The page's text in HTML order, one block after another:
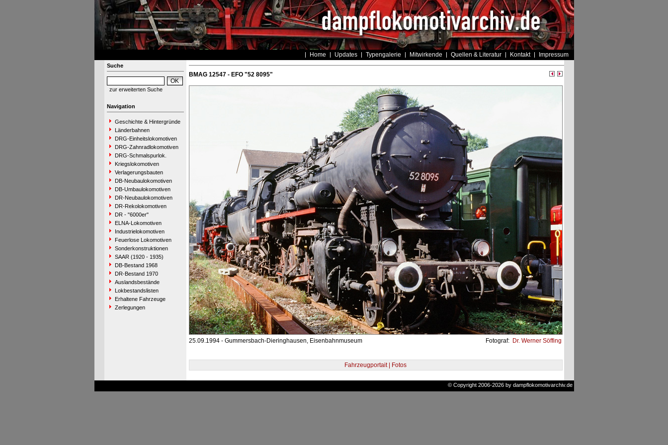
Home Updates Typengalerie Mitwirkende Quellen & Literatur Kontakt Impressum
Suche
zur erweiterten Suche
Navigation
Geschichte & Hintergründe
Länderbahnen
DRG-Einheitslokomotiven
DRG-Zahnradlokomotiven
DRG-Schmalspurlok.
Kriegslokomotiven
Verlagerungsbauten
DB-Neubaulokomotiven
DB-Umbaulokomotiven
DR-Neubaulokomotiven
DR-Rekolokomotiven
DR - "6000er"
ELNA-Lokomotiven
Industrielokomotiven
Feuerlose Lokomotiven
Sonderkonstruktionen
SAAR (1920 - 1935)
DB-Bestand 1968
DR-Bestand 1970
Auslandsbestände
Lokbestandslisten
Erhaltene Fahrzeuge
Zerlegungen
BMAG 12547 - EFO "52 8095"
25.09.1994 - Gummersbach-Dieringhausen, Eisenbahnmuseum Fotograf: Dr. Werner Söffing
Fahrzeugportait | Fotos
© Copyright 2006-2026 by dampflokomotivarchiv.de